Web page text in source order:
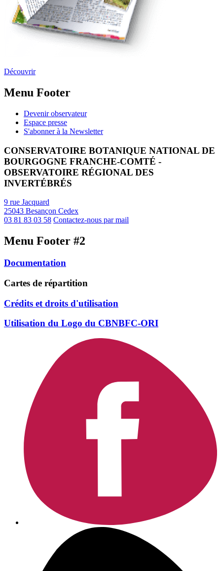
Découvrir
Menu Footer
Devenir observateur
Espace presse
S'abonner à la Newsletter
CONSERVATOIRE BOTANIQUE NATIONAL DE
BOURGOGNE FRANCHE-COMTÉ -
OBSERVATOIRE RÉGIONAL DES
INVERTÉBRÉS
9 rue Jacquard
25043 Besançon Cedex
03 81 83 03 58 Contactez-nous par mail
Menu Footer #2
Documentation
Cartes de répartition
Crédits et droits d'utilisation
Utilisation du Logo du CBNBFC-ORI